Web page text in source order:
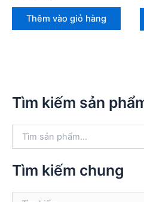
Thêm vào giỏ hàng
Tìm kiếm sản
k
ế
Tìm kiếm chung